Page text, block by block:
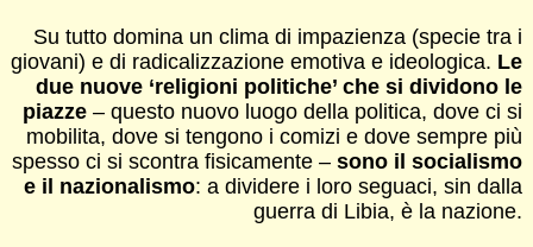
Su tutto domina un clima di impazienza (specie tra i
giovani) e di radicalizzazione emotiva e ideologica. Le
due nuove ‘religioni politiche’ che si dividono le
piazze – questo nuovo luogo della politica, dove ci si
mobilita, dove si tengono i comizi e dove sempre più
spesso ci si scontra fisicamente –sono il socialismo
e il nazionalismo: a dividere i loro seguaci, sin dalla
guerra di Libia, è la nazione.